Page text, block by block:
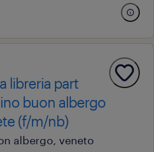
libreria part
buon albergo
(f/m/nb)
albergo, veneto